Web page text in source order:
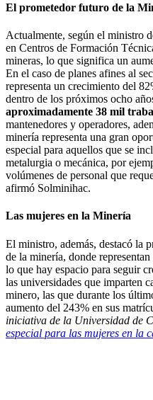
El prometedor futuro de la
Actualmente, según el ministro
en Centros de Formación
mineras, lo que significa un
En el caso de planes afines al
representa un crecimiento del
dentro de los próximos ocho
aproximadamente 38 mil
mantenedores y operadores,
minería representa una gran
especial para aquellos que se
metalurgia o mecánica, por
volúmenes de personal que
afirmó Solminihac.
Las mujeres en la Minería
El ministro, además, destacó la
de la minería, donde representan
lo que hay espacio para seguir
las universidades que imparten
minero, las que durante los
aumento del 243% en sus
iniciativa de la Universidad de
especial para las mujeres en la